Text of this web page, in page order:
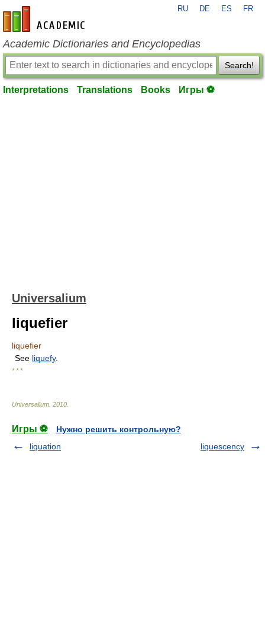
en-academic.com
RU DE ES FR
Academic Dictionaries and Encyclopedias
Search!
Interpretations Translations Books Игры ⚽
Universalium
liquefier
liquefier
See liquefy.
* * *
Universalium 2010
Игры ⚽
Нужно решить контрольную?
liquation
liquescency